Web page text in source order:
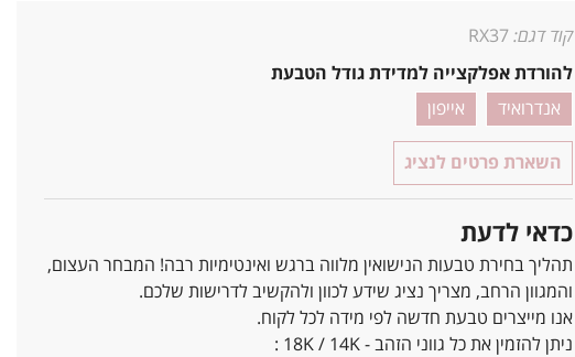
קוד דגם: RX37
להורדת אפלקצייה למדידת גודל הטבעת
אנדרואיד
אייפון
השארת פרטים לנציג
כדאי לדעת
תהליך בחירת טבעות הנישואין מלווה ברגש ואינטימיות רבה! המבחר העצום,
והמגוון הרחב, מצריך נציג שידע לכוון ולהקשיב לדרישות שלכם.
אנו מייצרים טבעת חדשה לפי מידה לכל לקוח.
ניתן להזמין את כל גווני הזהב - 18K / 14K :